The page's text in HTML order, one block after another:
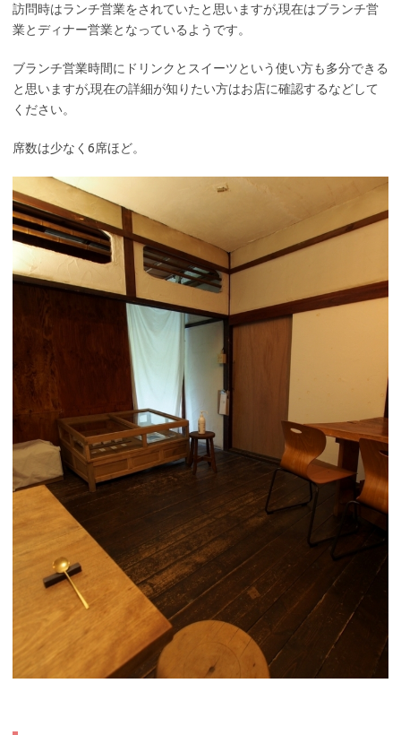
訪問時はランチ営業をされていたと思いますが,現在はブランチ営
業とディナー営業となっているようです。
ブランチ営業時間にドリンクとスイーツという使い方も多分できる
と思いますが,現在の詳細が知りたい方はお店に確認するなどして
ください。
席数は少なく6席ほど。